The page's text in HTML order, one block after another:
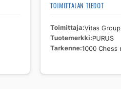
TOIMITTAJAN TIEDOT
Toimittaja Vitas
Tuotemerkki PURUS
Tarkenne 1000 Chess